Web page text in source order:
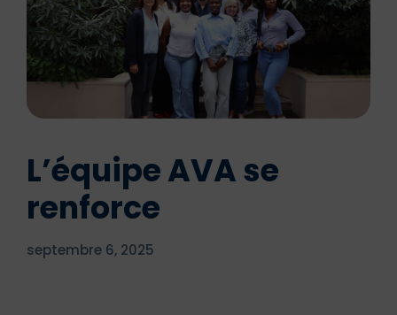
L’équipe AVA se
renforce
septembre 6, 2025